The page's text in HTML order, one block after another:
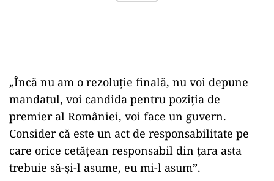
„Încă nu am o rezoluţie finală, nu voi depune
mandatul, voi candida pentru poziţia de
premier al României, voi face un guvern.
Consider că este un act de responsabilitate pe
care orice cetăţean responsabil din ţara asta
trebuie să-şi-l asume, eu mi-l asum”.